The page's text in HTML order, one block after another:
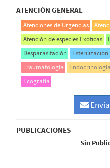
ATENCIÓN GENERAL
Atenciones de Urgencias
Atención de especies Exóticas
Desparasitación
Esterilización
Traumatología
Endocrinología
Ecografía
PUBLICACIONES
Sin